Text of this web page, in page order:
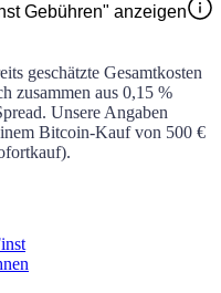
Gebühren" anzeigen
geschätzte Gesamtkosten
zusammen aus 0,15 %
Unsere Angaben
Bitcoin-Kauf von 500 €